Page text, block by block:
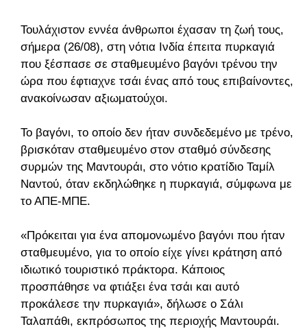
Τουλάχιστον εννέα άνθρωποι έχασαν τη ζωή τους,
σήμερα (26/08), στη νότια Ινδία έπειτα πυρκαγιά
που ξέσπασε σε σταθμευμένο βαγόνι τρένου την
ώρα που έφτιαχνε τσάι ένας από τους επιβαίνοντες,
ανακοίνωσαν αξιωματούχοι.
Το βαγόνι, το οποίο δεν ήταν συνδεδεμένο με τρένο,
βρισκόταν σταθμευμένο στον σταθμό σύνδεσης
συρμών της Μαντουράι, στο νότιο κρατίδιο Ταμίλ
Ναντού, όταν εκδηλώθηκε η πυρκαγιά, σύμφωνα με
το ΑΠΕ-ΜΠΕ.
«Πρόκειται για ένα απομονωμένο βαγόνι που ήταν
σταθμευμένο, για το οποίο είχε γίνει κράτηση από
ιδιωτικό τουριστικό πράκτορα. Κάποιος
προσπάθησε να φτιάξει ένα τσάι και αυτό
προκάλεσε την πυρκαγιά», δήλωσε ο Σάλι
Ταλαπάθι, εκπρόσωπος της περιοχής Μαντουράι.